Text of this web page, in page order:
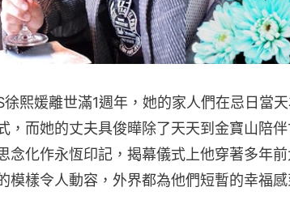
徐熙媛離世滿1週年，她的家人們在忌日當
，而她的丈夫具俊曄除了天天到金寶山陪
念化作永恆印記，揭幕儀式上他穿著多年
模樣令人動容，外界都為他們短暫的幸福感